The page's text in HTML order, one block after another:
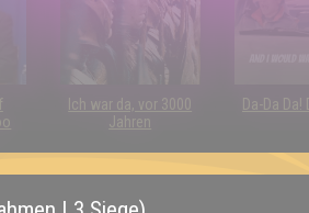
Ich war da, vor 3000
Jahren
Da-Da Da!